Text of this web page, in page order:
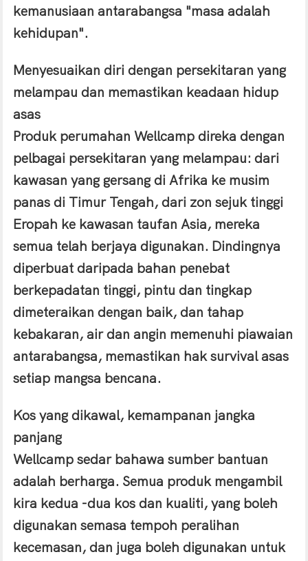
kemanusiaan antarabangsa "masa adalah
kehidupan".
Menyesuaikan diri dengan persekitaran yang
melampau dan memastikan keadaan hidup
asas
Produk perumahan Wellcamp direka dengan
pelbagai persekitaran yang melampau: dari
kawasan yang gersang di Afrika ke musim
panas di Timur Tengah, dari zon sejuk tinggi
Eropah ke kawasan taufan Asia, mereka
semua telah berjaya digunakan. Dindingnya
diperbuat daripada bahan penebat
berkepadatan tinggi, pintu dan tingkap
dimeteraikan dengan baik, dan tahap
kebakaran, air dan angin memenuhi piawaian
antarabangsa, memastikan hak survival asas
setiap mangsa bencana.
Kos yang dikawal, kemampanan jangka
panjang
Wellcamp sedar bahawa sumber bantuan
adalah berharga. Semua produk mengambil
kira kedua -dua kos dan kualiti, yang boleh
digunakan semasa tempoh peralihan
kecemasan, dan juga boleh digunakan untuk